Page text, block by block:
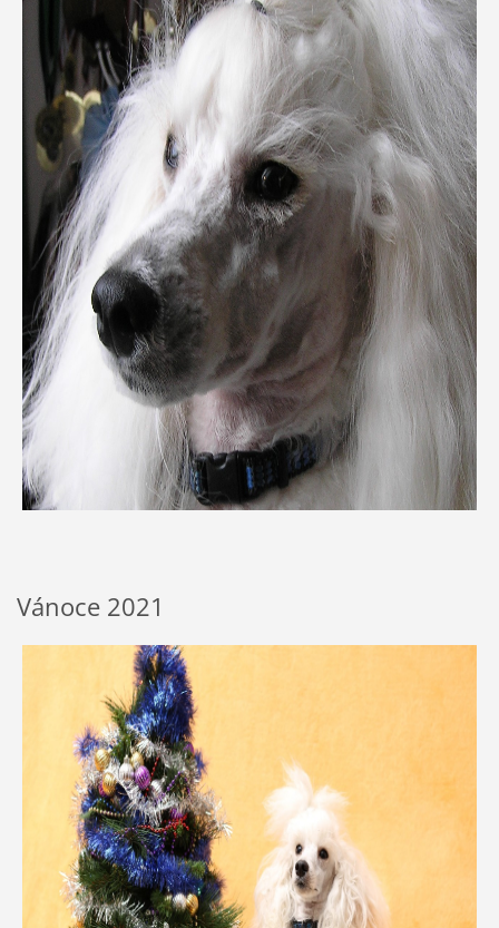
Vánoce 2021